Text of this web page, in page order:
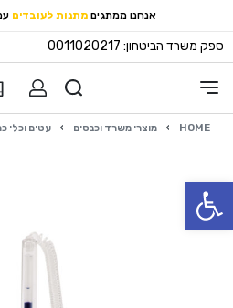
פתח סרגל נגישות
אנחנו ממתגים מתנות לעובדים
ספק משרד הביטחון: 0011020217
HOME
› מוצרי משרד וכנסים › עטים וכלי